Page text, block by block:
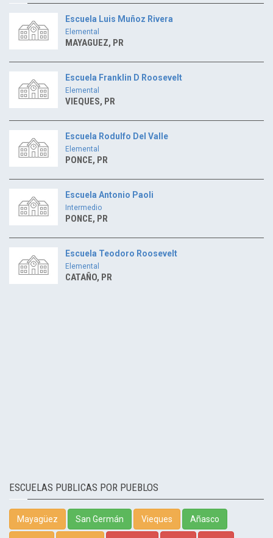
Escuela Luis Muñoz Rivera
Elemental
MAYAGUEZ, PR
Escuela Franklin D Roosevelt
Elemental
VIEQUES, PR
Escuela Rodulfo Del Valle
Elemental
PONCE, PR
Escuela Antonio Paoli
Intermedio
PONCE, PR
Escuela Teodoro Roosevelt
Elemental
CATAÑO, PR
ESCUELAS PUBLICAS POR PUEBLOS
Mayagüez San Germán Vieques Añasco